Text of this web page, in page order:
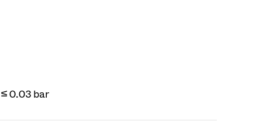
≤ 0.03 bar